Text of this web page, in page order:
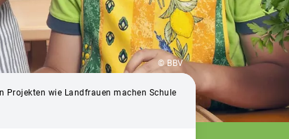
© BBV
Projekten wie Landfrauen machen Schule